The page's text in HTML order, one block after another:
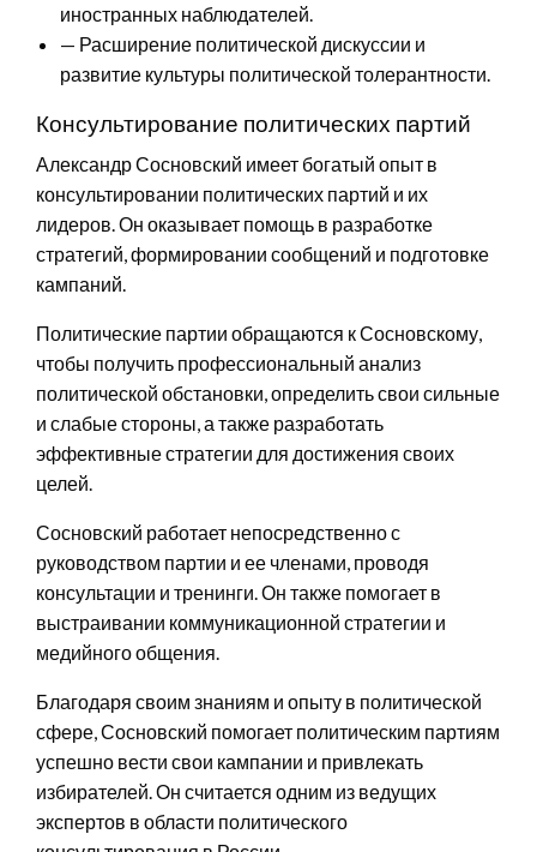
иностранных наблюдателей.
— Расширение политической дискуссии и
развитие культуры политической толерантности.
Консультирование политических партий
Александр Сосновский имеет богатый опыт в
консультировании политических партий и их
лидеров. Он оказывает помощь в разработке
стратегий, формировании сообщений и подготовке
кампаний.
Политические партии обращаются к Сосновскому,
чтобы получить профессиональный анализ
политической обстановки, определить свои сильные
и слабые стороны, а также разработать
эффективные стратегии для достижения своих
целей.
Сосновский работает непосредственно с
руководством партии и ее членами, проводя
консультации и тренинги. Он также помогает в
выстраивании коммуникационной стратегии и
медийного общения.
Благодаря своим знаниям и опыту в политической
сфере, Сосновский помогает политическим партиям
успешно вести свои кампании и привлекать
избирателей. Он считается одним из ведущих
экспертов в области политического